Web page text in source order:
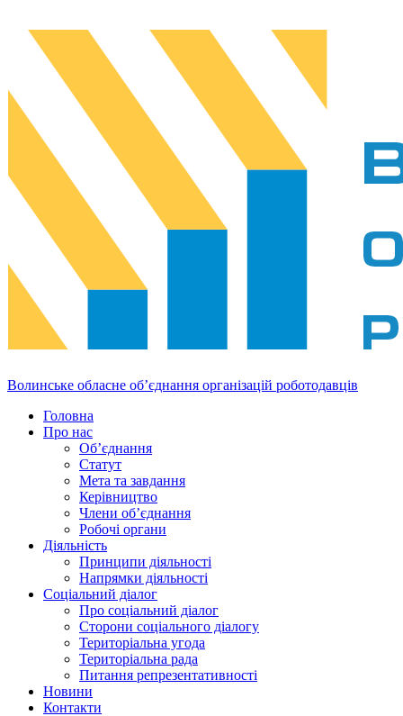
Волинське обласне об’єднання організацій роботодавців
Головна
Про нас
Об’єднання
Статут
Мета та завдання
Керівництво
Члени об’єднання
Робочі органи
Діяльність
Принципи діяльності
Напрямки діяльності
Соціальний діалог
Про соціальний діалог
Сторони соціального діалогу
Територіальна угода
Територіальна рада
Питання репрезентативності
Новини
Контакти